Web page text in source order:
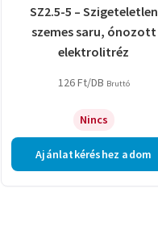
SZ2.5-5 – Szigeteletlen
szemes saru, ónozott
elektrolitréz
126Ft/DB Bruttó
Nincs
Ajánlatkéréshez adom